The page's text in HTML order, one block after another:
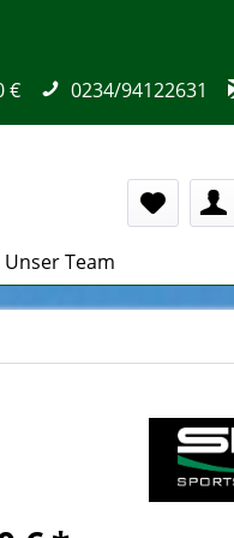
€ 0234/94122631
Unser Team